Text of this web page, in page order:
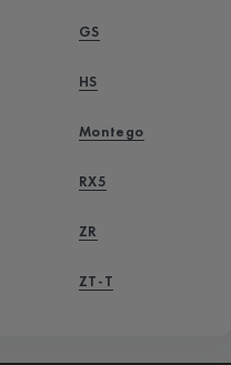
GS
HS
Montego
RX5
ZR
ZT-T